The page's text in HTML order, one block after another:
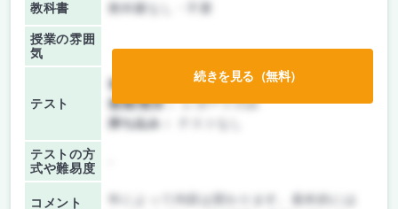
教科書 教科書なし・不要
授業の雰囲
気
テスト
前期/中間：
レポートのみ
後期/期末：レポートのみ
持ち込み：
テストの方
式や難易度
コメント
続きを見る（無料）